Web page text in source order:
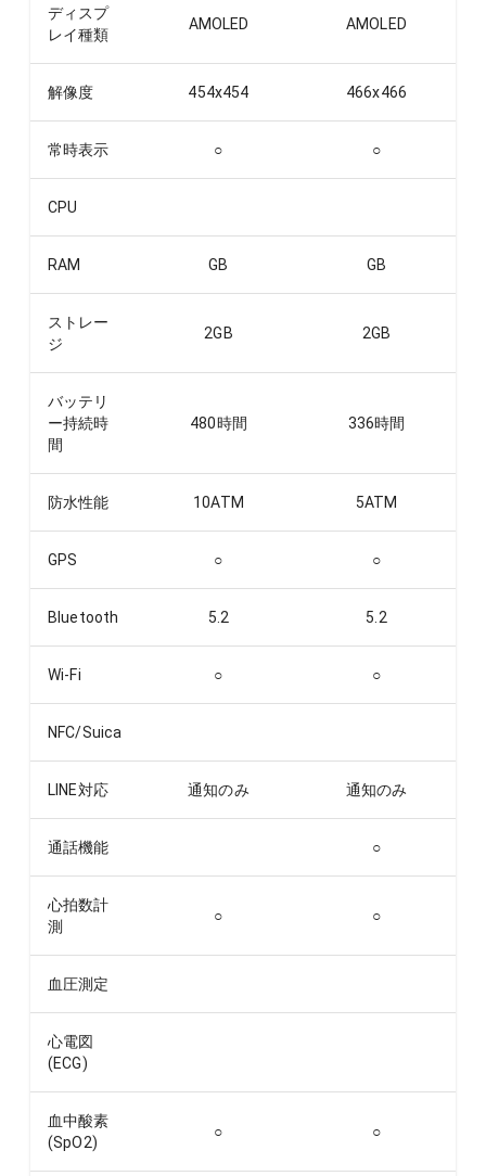
ディスプ
レイ種類
AMOLED AMOLED
解像度 454x454 466x466
常時表示 ○ ○
CPU
RAM GB GB
ストレー
ジ
2GB 2GB
バッテリ
ー持続時
間
480時間 336時間
防水性能 10ATM 5ATM
GPS ○ ○
Bluetooth 5.2 5.2
Wi-Fi ○ ○
NFC/Suica
LINE対応 通知のみ 通知のみ
通話機能 ○
心拍数計
測
○ ○
血圧測定
心電図
(ECG)
血中酸素
(SpO2)
○ ○